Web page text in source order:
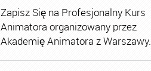
Zapisz Się na Profesjonalny Kurs
Animatora organizowany przez
Akademię Animatora z Warszawy.